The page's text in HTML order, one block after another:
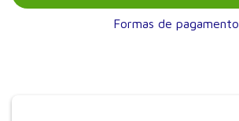
Formas de pagamento